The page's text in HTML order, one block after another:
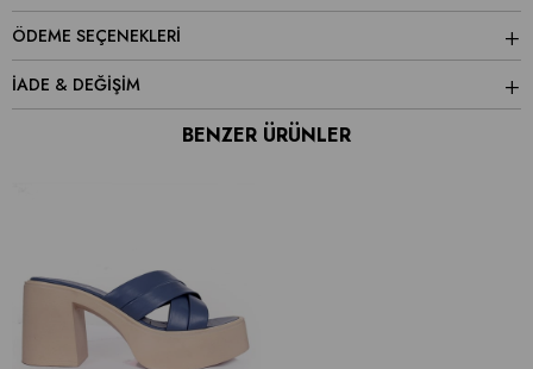
ÖDEME SEÇENEKLERI
İADE & DEĞİŞİM
BENZER ÜRÜNLER